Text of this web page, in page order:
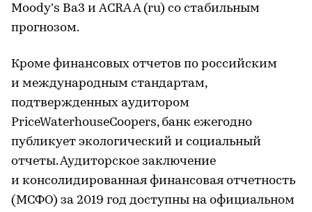
Moody’s Ba3 и ACRA A (ru) со стабильным
прогнозом.
Кроме финансовых отчетов по российским
и международным стандартам,
подтвержденных аудитором
PriceWaterhouseCoopers, банк ежегодно
публикует экологический и социальный
отчеты. Аудиторское заключение
и консолидированная финансовая отчетность
(МСФО) за 2019 год доступны на официальном